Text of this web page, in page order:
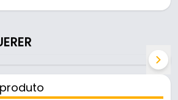
a úmido de vernizes